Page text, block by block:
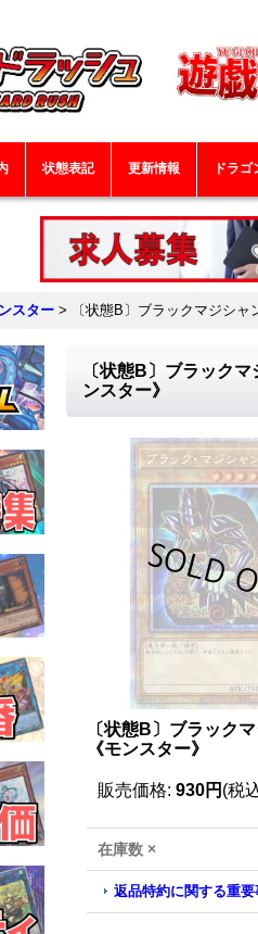
状態表記 更新情報 ドラ
スター > 〔状態B〕ブラックマジシ
〔状態B〕ブラック
ンスター》
〔状態B〕ブラック
《モンスター》
販売価格: 930円 (税
在庫数 ×
返品特約に関する重要